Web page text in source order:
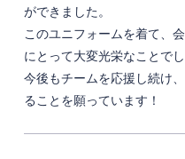
ができました。
このユニフォームを着て、
にとって大変光栄なことでし
今後もチームを応援し続け
ることを願っています！